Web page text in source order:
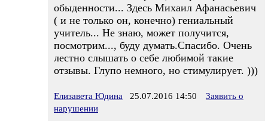
обыденности... Здесь Михаил Афанасьевич
( и не только он, конечно) гениальный
учитель... Не знаю, может получится,
посмотрим..., буду думать.Спасибо. Очень
лестно слышать о себе любимой такие
отзывы. Глупо немного, но стимулирует. )))
Елизавета Юдина 25.07.2016 14:50
Заявить о
нарушении